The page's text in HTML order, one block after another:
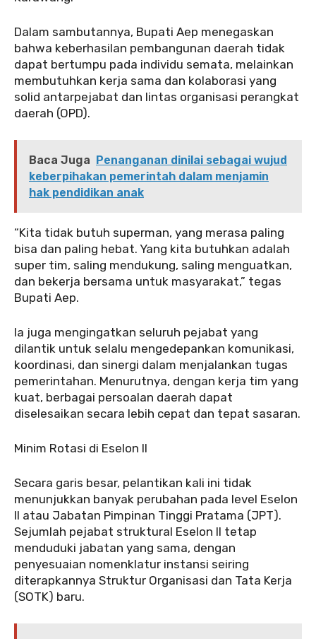
Dalam sambutannya, Bupati Aep menegaskan
bahwa keberhasilan pembangunan daerah tidak
dapat bertumpu pada individu semata, melainkan
membutuhkan kerja sama dan kolaborasi yang
solid antarpejabat dan lintas organisasi perangkat
daerah (OPD).
Baca Juga Penanganan dinilai sebagai wujud
keberpihakan pemerintah dalam menjamin
hak pendidikan anak
“Kita tidak butuh superman, yang merasa paling
bisa dan paling hebat. Yang kita butuhkan adalah
super tim, saling mendukung, saling menguatkan,
dan bekerja bersama untuk masyarakat,” tegas
Bupati Aep.
Ia juga mengingatkan seluruh pejabat yang
dilantik untuk selalu mengedepankan komunikasi,
koordinasi, dan sinergi dalam menjalankan tugas
pemerintahan. Menurutnya, dengan kerja tim yang
kuat, berbagai persoalan daerah dapat
diselesaikan secara lebih cepat dan tepat sasaran.
Minim Rotasi di Eselon II
Secara garis besar, pelantikan kali ini tidak
menunjukkan banyak perubahan pada level Eselon
II atau Jabatan Pimpinan Tinggi Pratama (JPT).
Sejumlah pejabat struktural Eselon II tetap
menduduki jabatan yang sama, dengan
penyesuaian nomenklatur instansi seiring
diterapkannya Struktur Organisasi dan Tata Kerja
(SOTK) baru.